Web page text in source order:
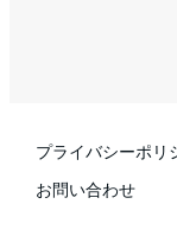
プライバシーポリ
お問い合わせ